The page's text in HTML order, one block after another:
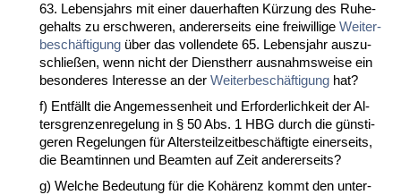
63. Le­bens­jahrs mit ei­ner dau­er­haf­ten Kürzung des Ru­he­
ge­halts zu er­schwe­ren, an­de­rer­seits ei­ne frei­wil­li­ge Wei­ter­
beschäfti­gung über das voll­ende­te 65. Le­bens­jahr aus­zu­
sch­ließen, wenn nicht der Dienst­herr aus­nahms­wei­se ein
be­son­de­res In­ter­es­se an der Wei­ter­beschäfti­gung hat?
f) Entfällt die An­ge­mes­sen­heit und Er­for­der­lich­keit der Al­
ters­gren­zen­re­ge­lung in § 50 Abs. 1 HBG durch die güns­ti­
ge­ren Re­ge­lun­gen für Al­ters­teil­zeit­beschäftig­te ei­ner­seits,
die Be­am­tin­nen und Be­am­ten auf Zeit an­de­rer­seits?
g) Wel­che Be­deu­tung für die Kohärenz kommt den un­ter­